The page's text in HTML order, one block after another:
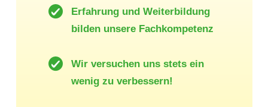
Erfahrung und Weiterbildung
bilden unsere Fachkompetenz
Wir versuchen uns stets ein
wenig zu verbessern!